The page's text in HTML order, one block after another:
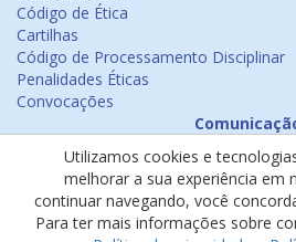
Código de Ética
Cartilhas
Código de Processamento Disciplinar
Penalidades Éticas
Convocações
Emissão de Certificados
Psicologia na Mídia
Ouvidoria
Política de cookies
Utilizamos cookies e
melhorar a sua experiência em
continuar navegando, você
Para ter mais informações sobre